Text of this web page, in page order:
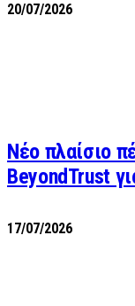
20/07/2026
Νέο πλαίσιο
BeyondTrust
17/07/2026